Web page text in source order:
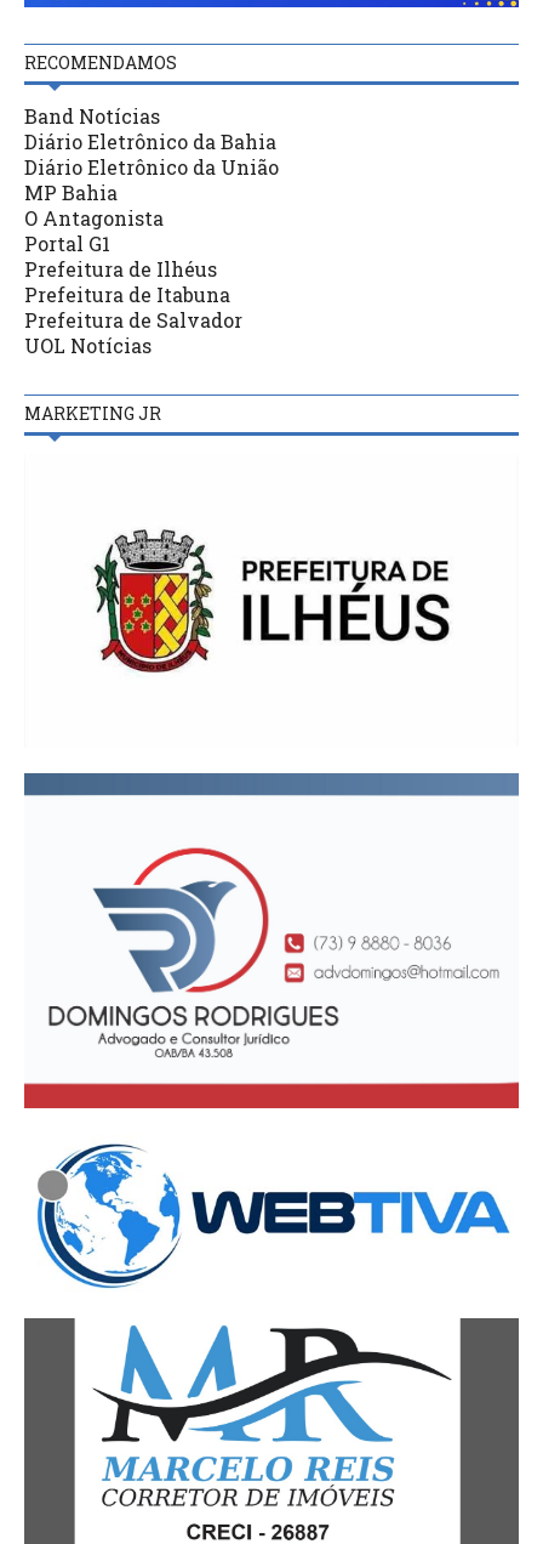
RECOMENDAMOS
Band Notícias
Diário Eletrônico da Bahia
Diário Eletrônico da União
MP Bahia
O Antagonista
Portal G1
Prefeitura de Ilhéus
Prefeitura de Itabuna
Prefeitura de Salvador
UOL Notícias
MARKETING JR